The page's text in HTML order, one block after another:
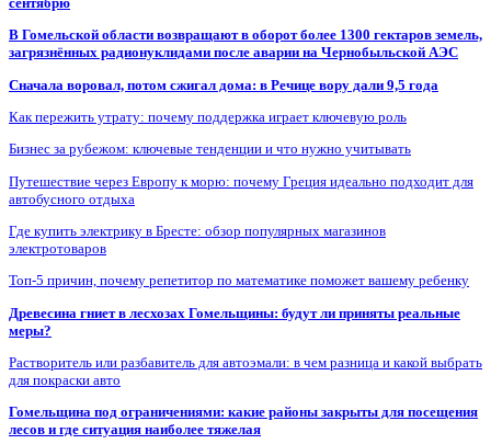
В Гомельской области возвращают в оборот более 1300 гектаров земель,
загрязнённых радионуклидами после аварии на Чернобыльской АЭС
Сначала воровал, потом сжигал дома: в Речице вору дали 9,5 года
Как пережить утрату: почему поддержка играет ключевую роль
Бизнес за рубежом: ключевые тенденции и что нужно учитывать
Путешествие через Европу к морю: почему Греция идеально подходит для
автобусного отдыха
Где купить электрику в Бресте: обзор популярных магазинов
электротоваров
Топ-5 причин, почему репетитор по математике поможет вашему ребенку
Древесина гниет в лесхозах Гомельщины: будут ли приняты реальные
меры?
Растворитель или разбавитель для автоэмали: в чем разница и какой выбрать
для покраски авто
Гомельщина под ограничениями: какие районы закрыты для посещения
лесов и где ситуация наиболее тяжелая